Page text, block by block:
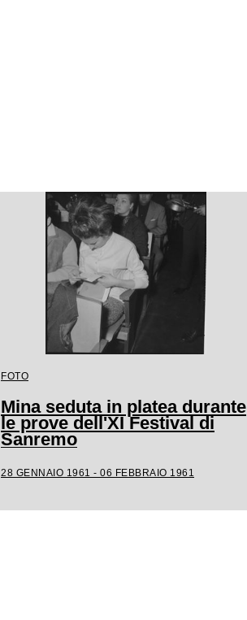
FOTO
Mina seduta in platea durante
le prove dell'XI Festival di
Sanremo
28 GENNAIO 1961 - 06 FEBBRAIO 1961